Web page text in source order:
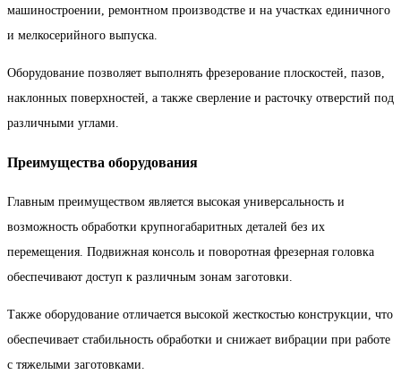
машиностроении, ремонтном производстве и на участках единичного
и мелкосерийного выпуска.
Оборудование позволяет выполнять фрезерование плоскостей, пазов,
наклонных поверхностей, а также сверление и расточку отверстий под
различными углами.
Преимущества оборудования
Главным преимуществом является высокая универсальность и
возможность обработки крупногабаритных деталей без их
перемещения. Подвижная консоль и поворотная фрезерная головка
обеспечивают доступ к различным зонам заготовки.
Также оборудование отличается высокой жесткостью конструкции, что
обеспечивает стабильность обработки и снижает вибрации при работе
с тяжелыми заготовками.